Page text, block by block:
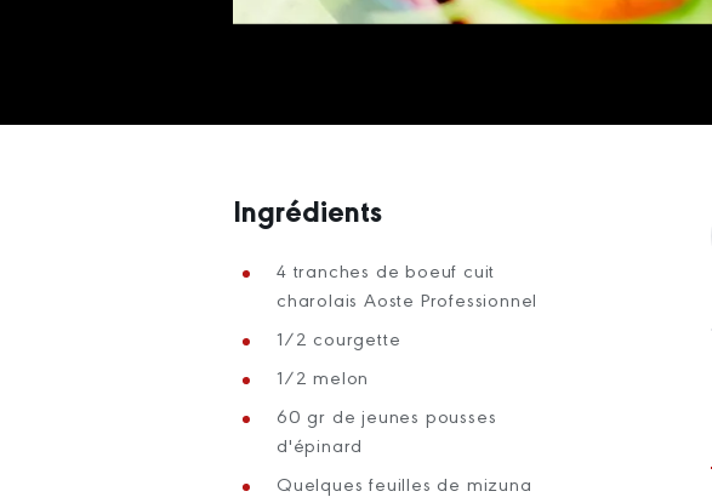
Ingrédients
4 tranches de boeuf cuit
charolais Aoste Professionnel
1/2 courgette
1/2 melon
60 gr de jeunes pousses
d'épinard
Quelques feuilles de mizuna